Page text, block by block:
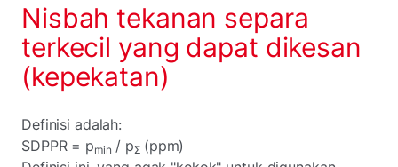
Nisbah tekanan separa
terkecil yang dapat dikesan
(kepekatan)
Definisi adalah:
SDPPR = pmin / pΣ (ppm)